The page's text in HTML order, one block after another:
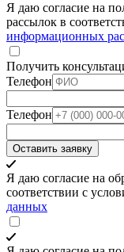
Я даю согласие на
рассылок в
информационных
Получить
Телефон
Телефон
Оставить заявку
Я даю согласие на
соответствии с
данных